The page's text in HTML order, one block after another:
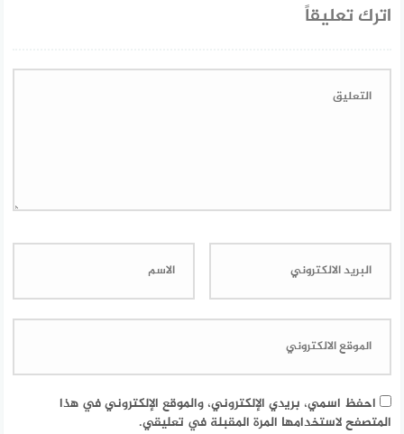
اترك تعليقاً
احفظ اسمي، بريدي الإلكتروني، والموقع الإلكتروني في هذا
المتصفح لاستخدامها المرة المقبلة في تعليقي.